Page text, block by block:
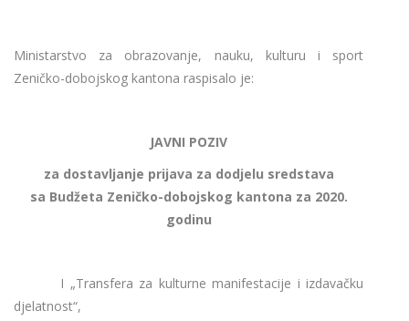
Ministarstvo za obrazovanje, nauku, kulturu i sport
Zeničko-dobojskog kantona raspisalo je:
JAVNI POZIV
za dostavljanje prijava za dodjelu sredstava
sa Budžeta Zeničko-dobojskog kantona za 2020.
godinu
I „Transfera za kulturne manifestacije i izdavačku
djelatnost“,